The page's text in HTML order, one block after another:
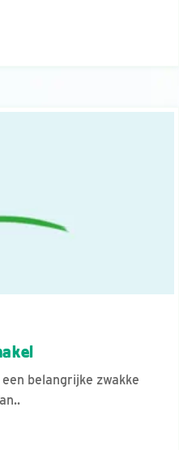
belangrijke zwakke